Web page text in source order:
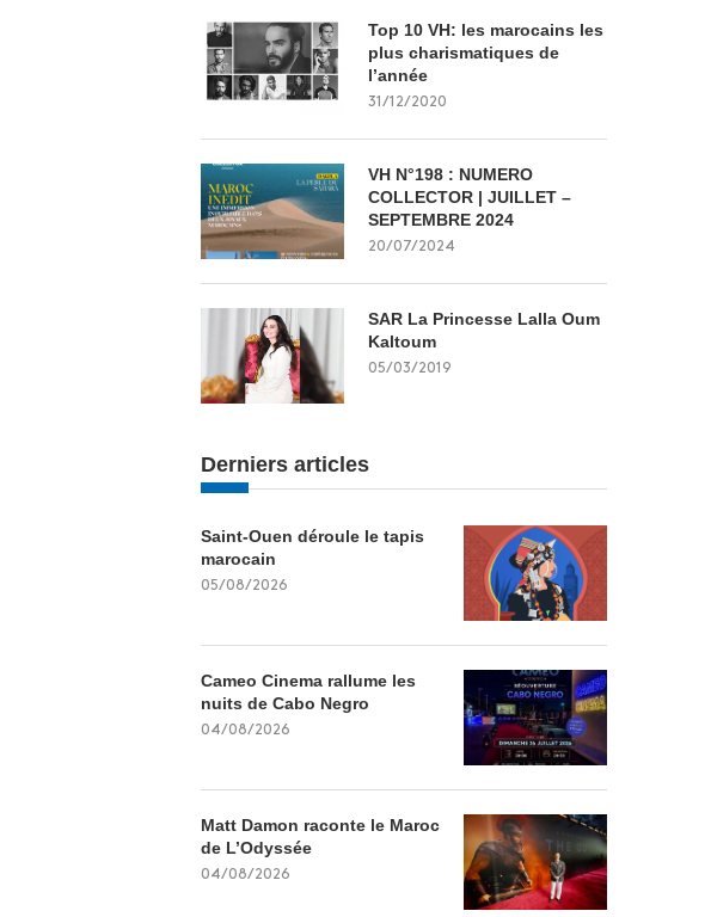
Top 10 VH: les marocains les
plus charismatiques de
l’année
31/12/2020
VH N°198 : NUMERO
COLLECTOR | JUILLET –
SEPTEMBRE 2024
20/07/2024
SAR La Princesse Lalla Oum
Kaltoum
05/03/2019
Derniers articles
Saint-Ouen déroule le tapis
marocain
05/08/2026
Cameo Cinema rallume les
nuits de Cabo Negro
04/08/2026
Matt Damon raconte le Maroc
de L’Odyssée
04/08/2026